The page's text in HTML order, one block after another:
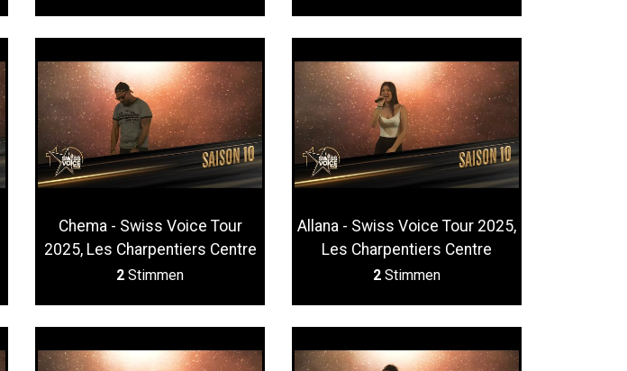
Chema - Swiss Voice Tour
2025, Les Charpentiers Centre
2 Stimmen
Allana - Swiss Voice Tour 2025,
Les Charpentiers Centre
2 Stimmen